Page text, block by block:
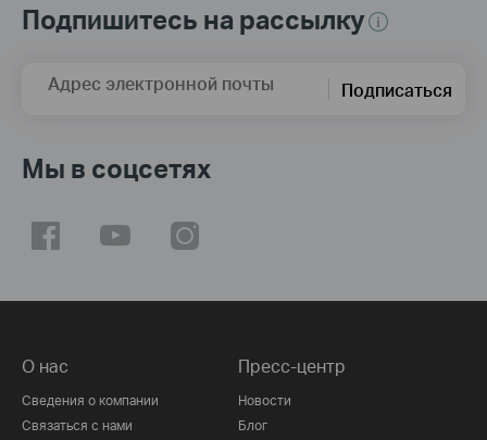
Подпишитесь на рассылку
Адрес электронной почты Подписаться
Мы в соцсетях
О нас
Сведения о компании
Связаться с нами
Пресс-центр
Новости
Блог